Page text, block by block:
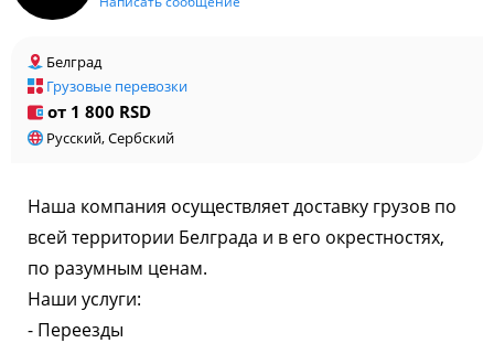
Белград
Грузовые перевозки
от 1 800 RSD
Русский, Сербский
Наша компания осуществляет доставку грузов по
всей территории Белграда и в его окрестностях,
по разумным ценам.
Наши услуги:
- Переезды